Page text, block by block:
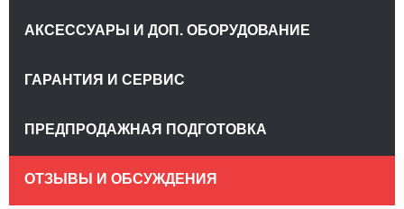
АКСЕССУАРЫ И ДОП. ОБОРУДОВАНИЕ
ГАРАНТИЯ И СЕРВИС
ПРЕДПРОДАЖНАЯ ПОДГОТОВКА
ОТЗЫВЫ И ОБСУЖДЕНИЯ